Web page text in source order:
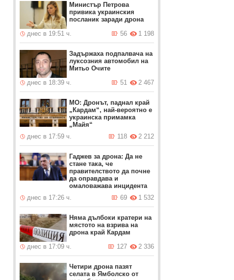
Министър Петрова
привика украинския
посланик заради дрона
днес в 19:51 ч.
1 198
56
Задържаха подпалвача на
луксозния автомобил на
Митьо Очите
днес в 18:39 ч.
2 467
51
МО: Дронът, паднал край
„Кардам“, най-вероятно е
украинска примамка
„Майя“
днес в 17:59 ч.
2 212
118
Гаджев за дрона: Да не
стане така, че
правителството да почне
да оправдава и
омаловажава инцидента
днес в 17:26 ч.
1 532
69
Няма дълбоки кратери на
мястото на взрива на
дрона край Кардам
днес в 17:09 ч.
2 336
127
Четири дрона пазят
селата в Ямболско от